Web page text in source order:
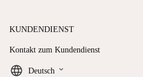
KUNDENDIENST
Kontakt zum Kundendienst
Deutsch keyboard_arrow_down